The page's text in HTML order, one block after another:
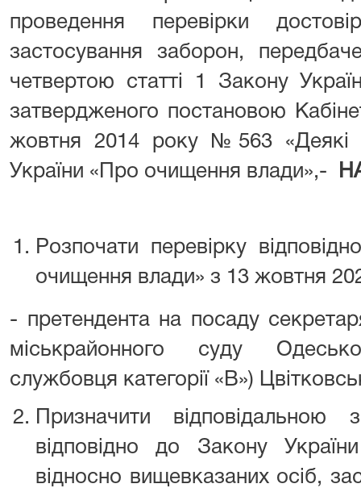
проведення перевірки
застосування заборон,
четвертою статті 1 Закону
затвердженого постановою
жовтня 2014 року №563 «Деякі
України «Про очищення влади»,-
Розпочати перевірку
очищення влади» з 13 жовтня
- претендента на посаду
міськрайонного суду
службовця категорії «В»)
Призначити відповідальною
відповідно до Закону
відносно вищевказаних осіб,